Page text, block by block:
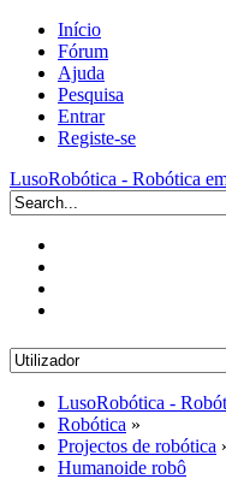
Início
Fórum
Ajuda
Pesquisa
Entrar
Registe-se
LusoRobótica - Robótica
LusoRobótica -
Robótica »
Projectos de robótica
Humanoide robô